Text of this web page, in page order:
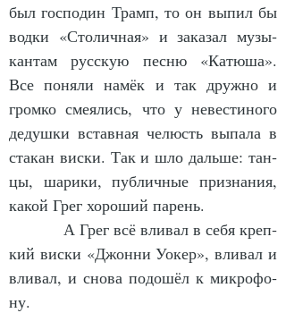
был гос­по­дин Трамп, то он вы­пил бы
вод­ки «Сто­лич­ная» и за­ка­зал му­зы­
кан­там рус­скую пес­ню «Ка­тю­ша».
Все по­ня­ли на­мёк и так друж­но и
гром­ко сме­я­лись, что у не­вес­ти­но­го
де­душ­ки встав­ная че­люсть вы­па­ла в
ста­кан вис­ки. Так и шло даль­ше: тан­
цы, ша­ри­ки, пуб­лич­ные при­зна­ния,
ка­кой Грег хо­ро­ший па­рень.
кий вис­ки «Джон­ни Уокер», вли­вал и
вли­вал, и сно­ва по­до­шёл к мик­ро­фо­
ну.